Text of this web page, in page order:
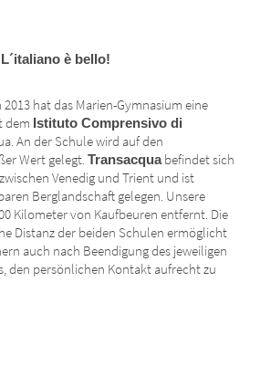
L´italiano è bello!
hat das Marien-Gymnasium eine
dem Istituto Comprensivo di
An der Schule wird auf den
Wert gelegt.Transacquabefindet sich
Venedig und Trient und ist
Berglandschaft gelegen. Unsere
Kilometer von Kaufbeuren entfernt. Die
Distanz der beiden Schulen ermöglicht
auch nach Beendigung des jeweiligen
den persönlichen Kontakt aufrecht zu